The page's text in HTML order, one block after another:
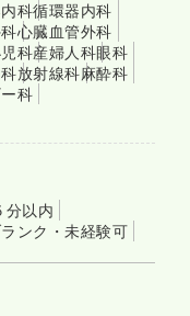
科循環器内科
心臓血管外科
科産婦人科眼科
放射線科麻酔科
科
分以内
ンク・未経験可